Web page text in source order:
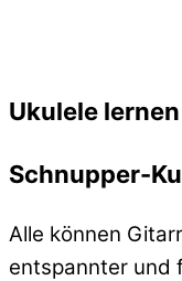
Ukulele
Schnupper-
Alle können
entspannter und